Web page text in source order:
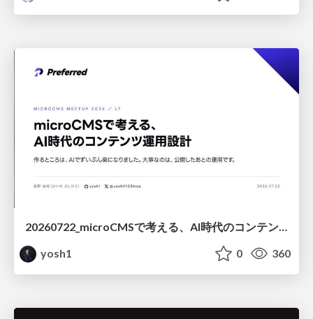
20260722_microCMSで考える、AI時代のコンテンツ運用設計
yosh1
0 360